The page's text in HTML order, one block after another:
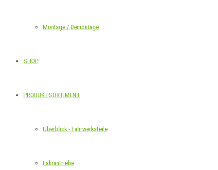
Montage / Demontage
SHOP
PRODUKTSORTIMENT
Überblick - Fahrwerksteile
Fahrantriebe